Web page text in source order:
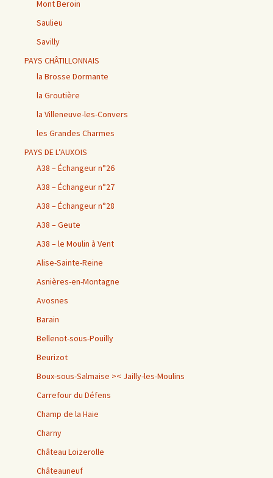
Mont Beroin
Saulieu
Savilly
PAYS CHÂTILLONNAIS
la Brosse Dormante
la Groutière
la Villeneuve-les-Convers
les Grandes Charmes
PAYS DE L’AUXOIS
A38 – Échangeur n°26
A38 – Échangeur n°27
A38 – Échangeur n°28
A38 – Geute
A38 – le Moulin à Vent
Alise-Sainte-Reine
Asnières-en-Montagne
Avosnes
Barain
Bellenot-sous-Pouilly
Beurizot
Boux-sous-Salmaise >< Jailly-les-Moulins
Carrefour du Défens
Champ de la Haie
Charny
Château Loizerolle
Châteauneuf